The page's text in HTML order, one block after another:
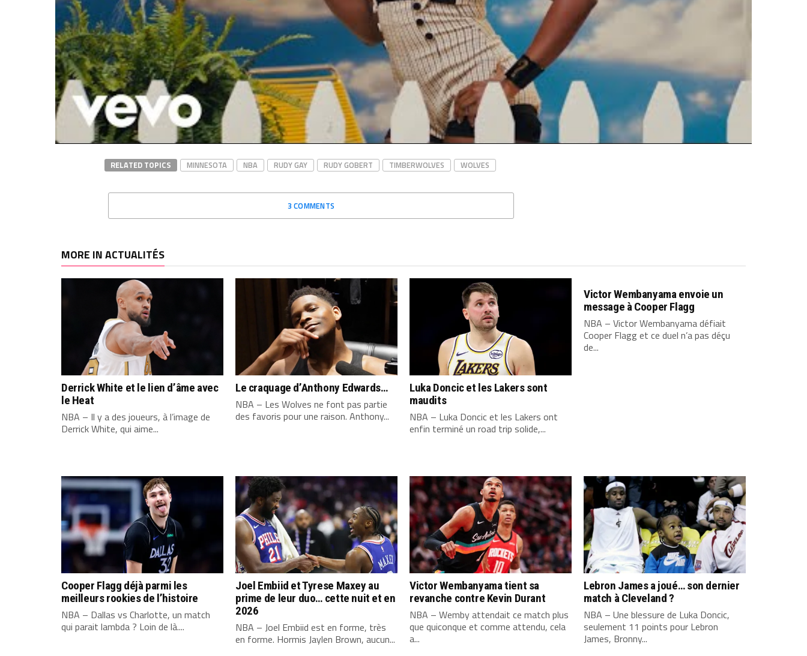
Draymond Green livre ses quatre
vérités sur Rudy Gobert et
Minnesota
mai 16, 2024
Dans "Actualités"
Rudy Gobert met un coup de
pression à son équipe : « A chaque
match où nous jouons bien, on
commence tous à être plus à l’aise.
Ca doit cesser. »
novembre 15, 2022
Dans "Actualités"
La décla du jour : Draymond Green
envoie de l’amour à Rudy Gobert,
c’est vraiment Noël
juillet 8, 2022
Dans "Actualités"
RELATED TOPICS MINNESOTA NBA RUDY GAY RUDY GOBERT TIMBERWOLVES WOLVES
3 COMMENTS
MORE IN ACTUALITÉS
Derrick White et le lien d’âme avec
le Heat
NBA – Il y a des joueurs, à l’image de
Derrick White, qui aime...
Le craquage d’Anthony Edwards…
NBA – Les Wolves ne font pas partie
des favoris pour une raison. Anthony...
Luka Doncic et les Lakers sont
maudits
NBA – Luka Doncic et les Lakers ont
enfin terminé un road trip solide,...
Victor Wembanyama envoie un
message à Cooper Flagg
NBA – Victor Wembanyama défiait
Cooper Flagg et ce duel n’a pas déçu
de...
Cooper Flagg déjà parmi les
meilleurs rookies de l’histoire
NBA – Dallas vs Charlotte, un match
qui parait lambda ? Loin de là....
Joel Embiid et Tyrese Maxey au
prime de leur duo… cette nuit et en
2026
NBA – Joel Embiid est en forme, très
en forme. Hormis Jaylen Brown, aucun...
Victor Wembanyama tient sa
revanche contre Kevin Durant
NBA – Wemby attendait ce match plus
que quiconque et comme attendu, cela
a...
Lebron James a joué… son dernier
match à Cleveland ?
NBA – Une blessure de Luka Doncic,
seulement 11 points pour Lebron
James, Bronny...